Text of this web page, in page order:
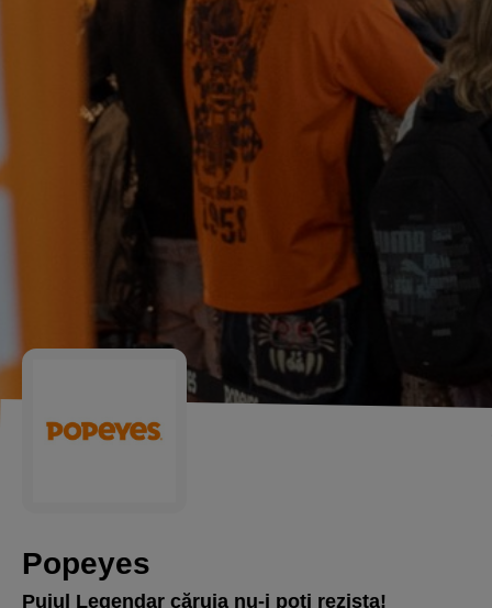
Popeyes
Puiul Legendar căruia nu-i poți rezista!